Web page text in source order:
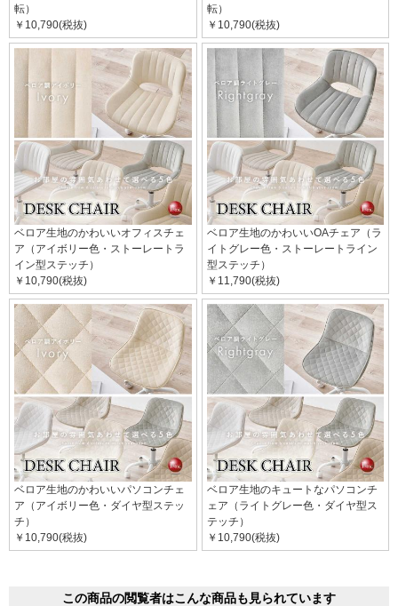
転）
￥10,790(税抜)
転）
￥10,790(税抜)
ベロア生地のかわいいオフィスチェ
ア（アイボリー色・ストーレートラ
イン型ステッチ）
￥10,790(税抜)
ベロア生地のかわいいOAチェア（ラ
イトグレー色・ストーレートライン
型ステッチ）
￥11,790(税抜)
ベロア生地のかわいいパソコンチェ
ア（アイボリー色・ダイヤ型ステッ
チ）
￥10,790(税抜)
ベロア生地のキュートなパソコンチ
ェア（ライトグレー色・ダイヤ型ス
テッチ）
￥10,790(税抜)
この商品の閲覧者はこんな商品も見られています